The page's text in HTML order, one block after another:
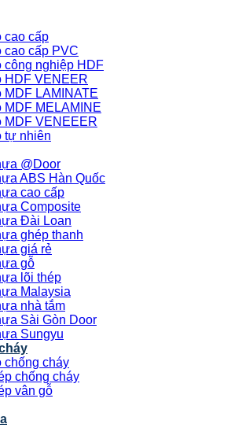
cao cấp
cao cấp PVC
công nghiệp HDF
HDF VENEER
MDF LAMINATE
MDF MELAMINE
MDF VENEEER
tự nhiên
@Door
ABS Hàn Quốc
cao cấp
Composite
Đài Loan
ghép thanh
giá rẻ
gỗ
lõi thép
Malaysia
nhà tắm
Sài Gòn Door
Sungyu
chống cháy
chống cháy
vân gỗ